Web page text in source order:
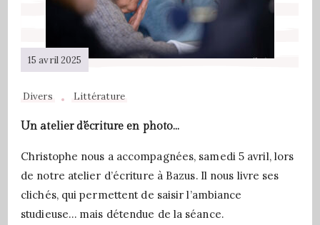
15 avril 2025
Divers Littérature
Un atelier d’écriture en photo…
Christophe nous a accompagnées, samedi 5 avril, lors
de notre atelier d’écriture à Bazus. Il nous livre ses
clichés, qui permettent de saisir l’ambiance
studieuse… mais détendue de la séance.